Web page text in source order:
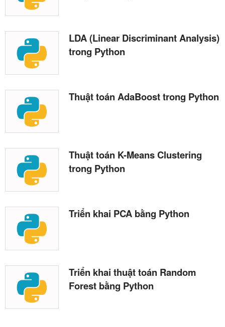
LDA (Linear Discriminant Analysis)
trong Python
Thuật toán AdaBoost trong Python
Thuật toán K-Means Clustering
trong Python
Triển khai PCA bằng Python
Triển khai thuật toán Random
Forest bằng Python